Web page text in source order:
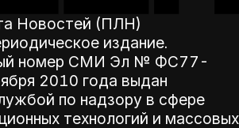
Новостей (ПЛН)
издание.
номер СМИ Эл № ФС77-
2010 года выдан
по надзору в сфере
технологий и массовых